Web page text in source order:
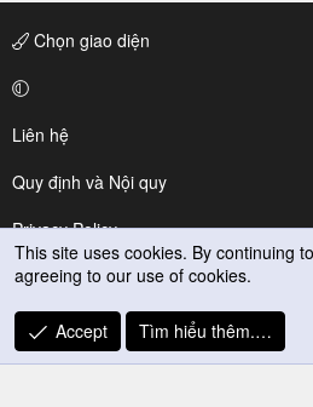
Chọn giao diện
Liên hệ
Quy định và Nội quy
Privacy Policy
Trợ giúp
R
S
This site uses cookies. By continuing
agreeing to our use of cookies.
Accept Tìm hiểu thêm.…